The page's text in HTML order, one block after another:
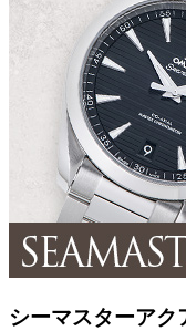
シーマスターア